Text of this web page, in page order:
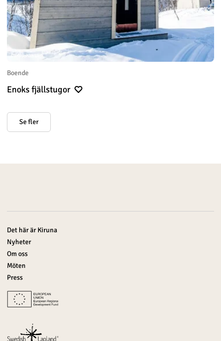
Carl-Johan Utsi
Boende
Enoks fjällstugor
Se fler
Det här är Kiruna
Nyheter
Om oss
Möten
Press